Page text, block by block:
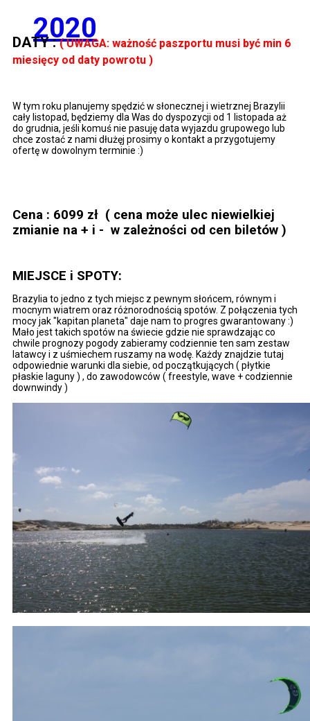
2020
DATY :( UWAGA: ważność paszportu musi być min 6
miesięcy od daty powrotu )
W tym roku planujemy spędzić w słonecznej i wietrznej Brazylii
cały listopad, będziemy dla Was do dyspozycji od 1 listopada aż
do grudnia, jeśli komuś nie pasuję data wyjazdu grupowego lub
chce zostać z nami dłużęj prosimy o kontakt a przygotujemy
ofertę w dowolnym terminie :)
Cena : 6099 zł ( cena może ulec niewielkiej
zmianie na + i - w zależności od cen biletów )
MIEJSCE i SPOTY:
Brazylia to jedno z tych miejsc z pewnym słońcem, równym i
mocnym wiatrem oraz różnorodnością spotów. Z połączenia tych
mocy jak "kapitan planeta" daje nam to progres gwarantowany :)
Mało jest takich spotów na świecie gdzie nie sprawdzając co
chwile prognozy pogody zabieramy codziennie ten sam zestaw
latawcy i z uśmiechem ruszamy na wodę. Każdy znajdzie tutaj
odpowiednie warunki dla siebie, od początkujących ( płytkie
płaskie laguny ) , do zawodowców ( freestyle, wave + codziennie
downwindy )